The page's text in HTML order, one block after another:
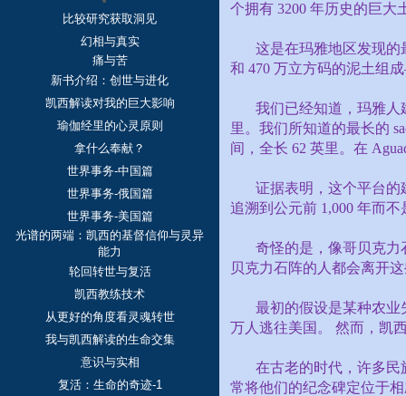
比较研究获取洞见
幻相与真实
痛与苦
新书介绍：创世与进化
凯西解读对我的巨大影响
瑜伽经里的心灵原则
拿什么奉献？
世界事务-中国篇
世界事务-俄国篇
世界事务-美国篇
光谱的两端：凯西的基督信仰与灵异
能力
轮回转世与复活
凯西教练技术
从更好的角度看灵魂转世
我与凯西解读的生命交集
意识与实相
复活：生命的奇迹-1
个拥有 3200 年历史的巨大
这是在玛雅地区发现
和 470 万立方码的泥土组
我们已经知道，玛雅人
里。我们所知道的最长的
间，全长 62 英里。在
证据表明，这个平台
追溯到公元前 1,000 年而不
奇怪的是，像哥贝克
贝克力石阵的人都会离开
最初的假设是某种农
万人逃往美国。 然而，凯
在古老的时代，许多
常将他们的纪念碑定位于